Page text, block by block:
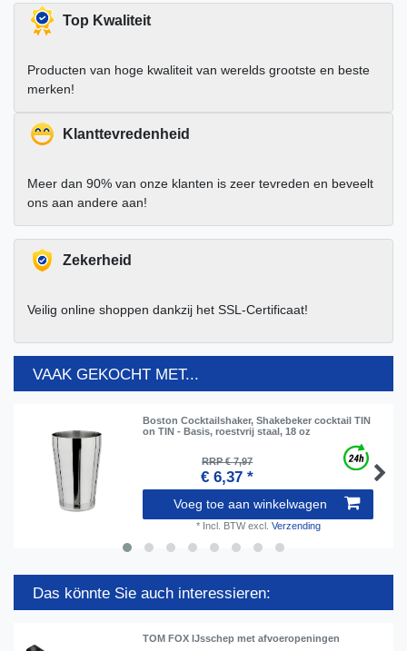
Top Kwaliteit
Producten van hoge kwaliteit van werelds grootste en beste
merken!
Klanttevredenheid
Meer dan 90% van onze klanten is zeer tevreden en beveelt
ons aan andere aan!
Zekerheid
Veilig online shoppen dankzij het SSL-Certificaat!
VAAK GEKOCHT MET...
Boston Cocktailshaker, Shakebeker cocktail TIN
on TIN - Basis, roestvrij staal, 18 oz
RRP € 7,97
€ 6,37 *
Voeg toe aan winkelwagen
* Incl. BTWexcl. Verzending
Das könnte Sie auch interessieren:
TOM FOX IJsschep met afvoeropeningen